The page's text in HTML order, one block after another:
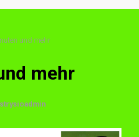
und mehr
mehr
strysioadmin